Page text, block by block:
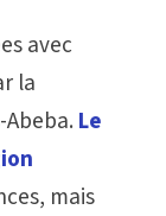
avec
la
Abeba. Le
mais